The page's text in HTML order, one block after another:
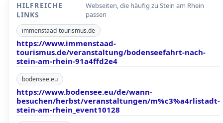
HILFREICHE
LINKS
Webseiten, die häufig zu Stein am Rhein
passen
immenstaad-tourismus.de
https://www.immenstaad-
tourismus.de/veranstaltung/bodenseefahrt-nach-
stein-am-rhein-91a4ffd2e4
bodensee.eu
https://www.bodensee.eu/de/wann-
besuchen/herbst/veranstaltungen/m%c3%a4rlistadt-
stein-am-rhein_event10128